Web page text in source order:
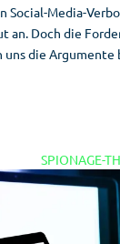
Social-Media-
an. Doch die
uns die
SPIONAGE-